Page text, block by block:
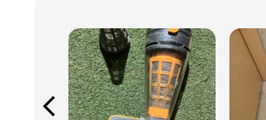
arrow_back_ios